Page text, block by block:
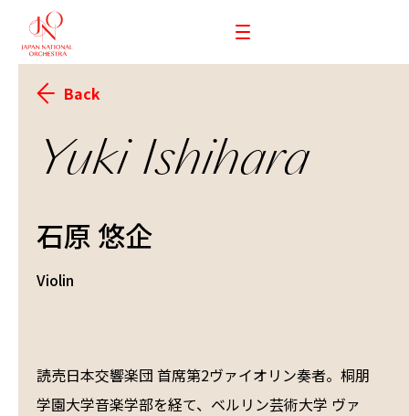
Back
Yuki Ishihara
石原 悠企
Violin
読売日本交響楽団 首席第2ヴァイオリン奏者。桐朋
学園大学音楽学部を経て、ベルリン芸術大学 ヴァ